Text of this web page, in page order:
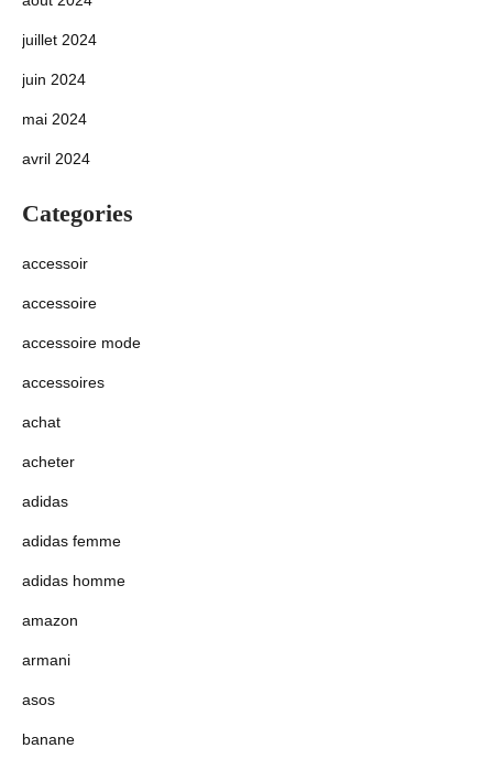
juillet 2024
juin 2024
mai 2024
avril 2024
Categories
accessoir
accessoire
accessoire mode
accessoires
achat
acheter
adidas
adidas femme
adidas homme
amazon
armani
asos
banane